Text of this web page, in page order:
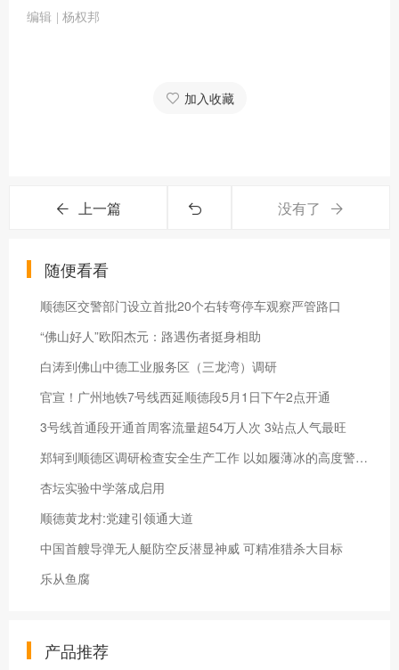
编辑 | 杨权邦
加入收藏
上一篇 没有了
随便看看
顺德区交警部门设立首批20个右转弯停车观察严管路口
“佛山好人”欧阳杰元：路遇伤者挺身相助
白涛到佛山中德工业服务区（三龙湾）调研
官宣！广州地铁7号线西延顺德段5月1日下午2点开通
3号线首通段开通首周客流量超54万人次 3站点人气最旺
郑轲到顺德区调研检查安全生产工作 以如履薄冰的高度警觉抓好安全生产
杏坛实验中学落成启用
顺德黄龙村:党建引领通大道
中国 首艘导弹无人艇防空反潜显神威 可精准猎杀大目标
乐从‬鱼腐‬
产品推荐